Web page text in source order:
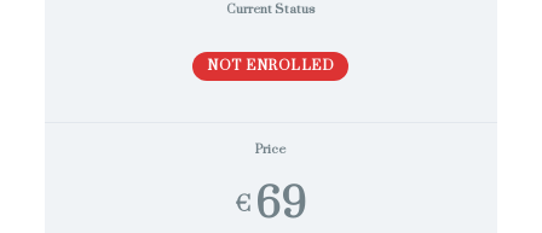
Current Status
NOT ENROLLED
Price
€ 69